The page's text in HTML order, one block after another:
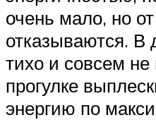
очень мало, но
отказываются. В
тихо и совсем
прогулке
энергию по